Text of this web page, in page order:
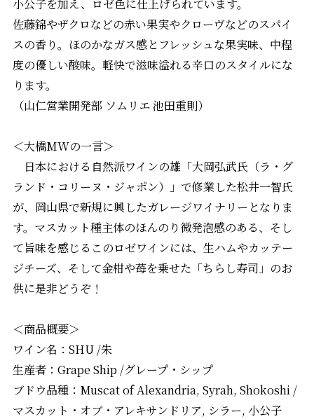
佐藤錦やザクロなどの赤い果実やクローヴなどのスパイ
スの香り。ほのかなガス感とフレッシュな果実味、中程
度の優しい酸味。軽快で滋味溢れる辛口のスタイルにな
ります。
（山仁営業開発部 ソムリエ 池田重則）
＜大橋MWの一言＞
日本における自然派ワインの雄「大岡弘武氏（ラ・グ
ランド・コリーヌ・ジャポン）」で修業した松井一智氏
が、岡山県で新規に興したガレージワイナリーとなりま
す。マスカット種主体のほんのり微発泡感のある、そし
て旨味を感じるこのロゼワインには、生ハムやカッテー
ジチーズ、そして金柑や苺を乗せた「ちらし寿司」のお
供に是非どうぞ！
＜商品概要＞
ワイン名：SHU /朱
生産者：Grape Ship /グレープ・シップ
ブドウ品種：Muscat of Alexandria, Syrah, Shokoshi /
マスカット・オブ・アレキサンドリア, シラー, 小公子